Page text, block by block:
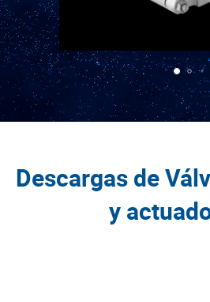
Descargas de
y